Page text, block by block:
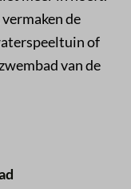
de
of
van de